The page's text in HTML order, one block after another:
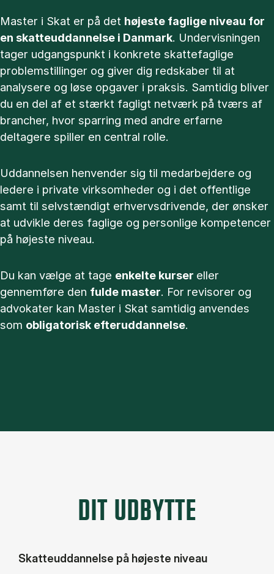
Master i Skat er på det højeste faglige niveau for
en skatteuddannelse i Danmark. Undervisningen
tager udgangspunkt i konkrete skattefaglige
problemstillinger og giver dig redskaber til at
analysere og løse opgaver i praksis. Samtidig bliver
du en del af et stærkt fagligt netværk på tværs af
brancher, hvor sparring med andre erfarne
deltagere spiller en central rolle.
Uddannelsen henvender sig til medarbejdere og
ledere i private virksomheder og i det offentlige
samt til selvstændigt erhvervsdrivende, der ønsker
at udvikle deres faglige og personlige kompetencer
på højeste niveau.
Du kan vælge at tage enkelte kurser eller
gennemføre den fulde master. For revisorer og
advokater kan Master i Skat samtidig anvendes
som obligatorisk efteruddannelse.
DIT UDBYTTE
Skatteuddannelse på højeste niveau